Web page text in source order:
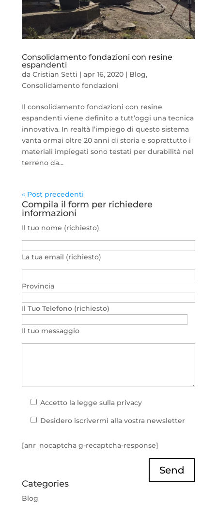
Consolidamento fondazioni con resine
espandenti
da Cristian Setti | apr 16, 2020| Blog,
Consolidamento fondazioni
Il consolidamento fondazioni con resine
espandenti viene definito a tutt’oggi una tecnica
innovativa. In realtà l’impiego di questo sistema
vanta ormai oltre 20 anni di storia e soprattutto i
materiali impiegati sono testati per durabilità nel
terreno da...
« Post precedenti
Compila il form per richiedere
informazioni
Il tuo nome (richiesto)
La tua email (richiesto)
Provincia
Il Tuo Telefono (richiesto)
Il tuo messaggio
Accetto la legge sulla privacy
Desidero iscrivermi alla vostra newsletter
[anr_nocaptcha g-recaptcha-response]
Send
Categories
Blog